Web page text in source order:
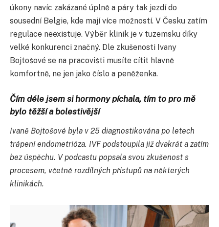
úkony navíc zakázané úplně a páry tak jezdí do
sousední Belgie, kde mají více možností. V Česku zatím
regulace neexistuje. Výběr klinik je v tuzemsku díky
velké konkurenci značný. Dle zkušenosti Ivany
Bojtošové se na pracovišti musíte cítit hlavně
komfortně, ne jen jako číslo a peněženka.
Čím déle jsem si hormony píchala, tím to pro mě
bylo těžší a bolestivější
Ivaně Bojtošové byla v 25 diagnostikována po letech
trápení endometrióza. IVF podstoupila již dvakrát a zatím
bez úspěchu. V podcastu popsala svou zkušenost s
procesem, včetně rozdílných přístupů na některých
klinikách.